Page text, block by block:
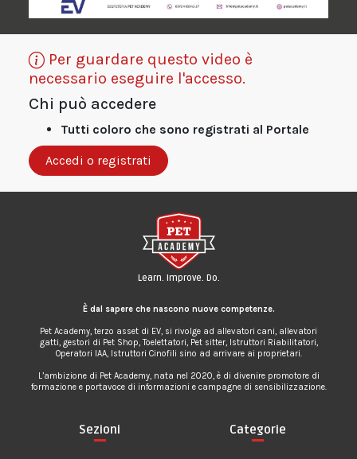
Per guardare questo video è
necessario eseguire l'accesso.
Chi può accedere
Tutti coloro che sono registrati al Portale
Accedi o registrati
Learn. Improve. Do.
È dal sapere che nascono nuove competenze.
Pet Academy, terzo asset di EV, si rivolge ad allevatori cani, allevatori
gatti, gestori di Pet Shop, Toelettatori, Pet sitter, Istruttori Riabilitatori,
Operatori IAA, Istruttori Cinofili sino ad arrivare ai proprietari.
L’ambizione di Pet Academy, nata nel 2020, è di divenire promotore di
formazione e portavoce di informazioni e campagne di sensibilizzazione.
Sezioni Categorie